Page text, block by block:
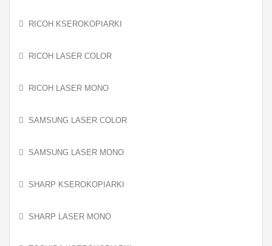
RICOH KSEROKOPIARKI
RICOH LASER COLOR
RICOH LASER MONO
SAMSUNG LASER COLOR
SAMSUNG LASER MONO
SHARP KSEROKOPIARKI
SHARP LASER MONO